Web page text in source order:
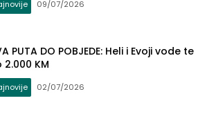
09/07/2026
PUTA DO POBJEDE: Heli i Evoji vode te
2.000 KM
02/07/2026